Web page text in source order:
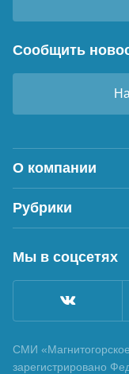
Сообщить
О компании
Рубрики
Мы в соцсетях
СМИ
зарегистрировано